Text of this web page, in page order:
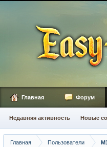
Главная Пользователи
Главная Форум
Недавняя активность Новые